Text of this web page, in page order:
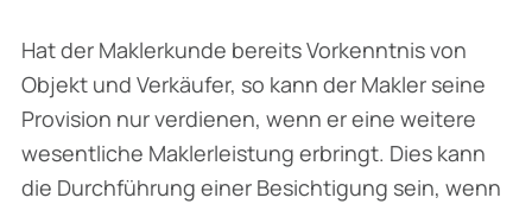
Hat der Maklerkunde bereits Vorkenntnis von
Objekt und Verkäufer, so kann der Makler seine
Provision nur verdienen, wenn er eine weitere
wesentliche Maklerleistung erbringt. Dies kann
die Durchführung einer Besichtigung sein, wenn